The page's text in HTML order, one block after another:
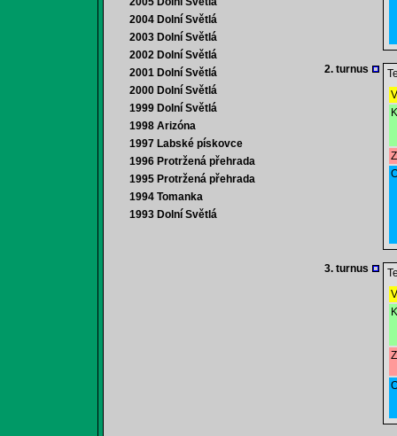
2004 Dolní Světlá
2003 Dolní Světlá
2002 Dolní Světlá
2001 Dolní Světlá
2000 Dolní Světlá
1999 Dolní Světlá
1998 Arizóna
1997 Labské pískovce
1996 Protržená přehrada
1995 Protržená přehrada
1994 Tomanka
1993 Dolní Světlá
2. turnus
3. turnus